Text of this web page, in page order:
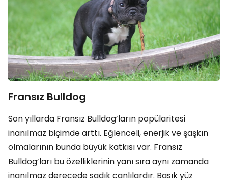
Fransız Bulldog
Son yıllarda Fransız Bulldog’ların popülaritesi
inanılmaz biçimde arttı. Eğlenceli, enerjik ve şaşkın
olmalarının bunda büyük katkısı var. Fransız
Bulldog’ları bu özelliklerinin yanı sıra aynı zamanda
inanılmaz derecede sadık canlılardır. Basık yüz